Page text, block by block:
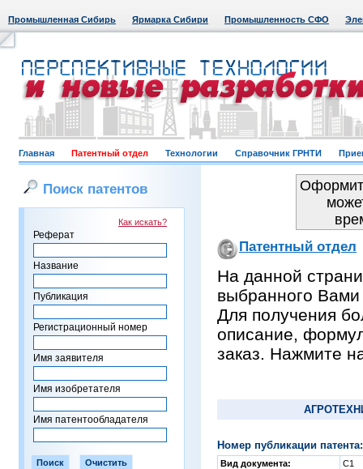
Промышленная Сибирь Ярмарка Сибири Промышленность СФО
Главная Патентный отдел Технологии Справочник ГРНТИ
Поиск патентов
Как искать?
Реферат
Название
Публикация
Регистрационный номер
Имя заявителя
Имя изобретателя
Имя патентообладателя
Патентный отдел
На данной
выбранного Вами
Для получения
описание,
заказ. Нажмите
Номер публикации
Вид документа:
C1